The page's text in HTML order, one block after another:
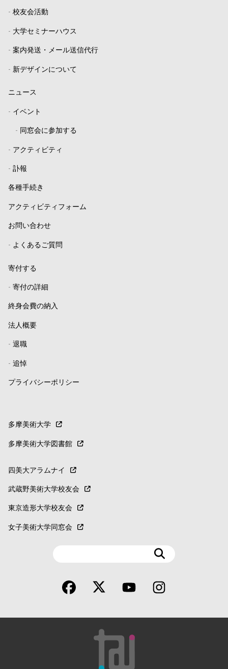
- 校友会活動
- 大学セミナーハウス
- 案内発送・メール送信代行
- 新デザインについて
ニュース
- イベント
- 同窓会に参加する
- アクティビティ
- 訃報
各種手続き
アクティビティフォーム
お問い合わせ
- よくあるご質問
寄付する
- 寄付の詳細
終身会費の納入
法人概要
- 退職
- 追悼
プライバシーポリシー
多摩美術大学
多摩美術大学図書館
四美大アラムナイ
武蔵野美術大学校友会
東京造形大学校友会
女子美術大学同窓会